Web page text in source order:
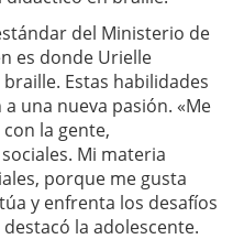
del Ministerio de
es donde Urielle
Estas habilidades
una nueva pasión. «Me
la gente,
Mi materia
porque me gusta
y enfrenta los desafíos
la adolescente.